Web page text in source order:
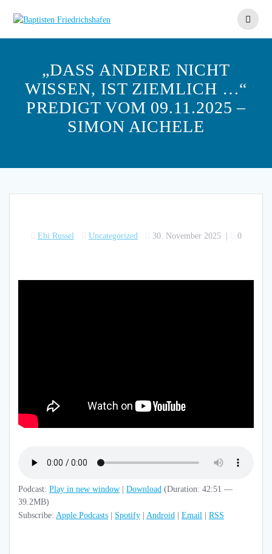
„DASS ANDERE NICHT
WISSEN, IST ZIEMLICH …“
PREDIGT VOM 09.11.2025 –
SIMON AICHELE
Ebi Russel Uncategorized 30. November 2025 0
Podcast: Play in new window Download (Duration: 42:51 —
39.2MB)
Subscribe: Apple Podcasts Spotify Android Email RSS